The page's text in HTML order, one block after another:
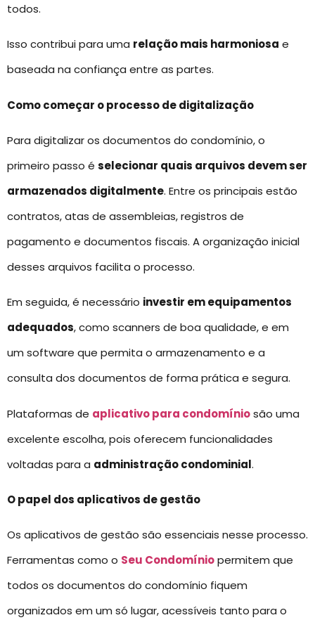
todos.
Isso contribui para uma relação mais harmoniosa e
baseada na confiança entre as partes.
Como começar o processo de digitalização
Para digitalizar os documentos do condomínio, o
primeiro passo é selecionar quais arquivos devem ser
armazenados digitalmente. Entre os principais estão
contratos, atas de assembleias, registros de
pagamento e documentos fiscais. A organização inicial
desses arquivos facilita o processo.
Em seguida, é necessário investir em equipamentos
adequados, como scanners de boa qualidade, e em
um software que permita o armazenamento e a
consulta dos documentos de forma prática e segura.
Plataformas de aplicativo para condomíniosão uma
excelente escolha, pois oferecem funcionalidades
voltadas para a administração condominial.
O papel dos aplicativos de gestão
Os aplicativos de gestão são essenciais nesse processo.
Ferramentas como o Seu Condomíniopermitem que
todos os documentos do condomínio fiquem
organizados em um só lugar, acessíveis tanto para o